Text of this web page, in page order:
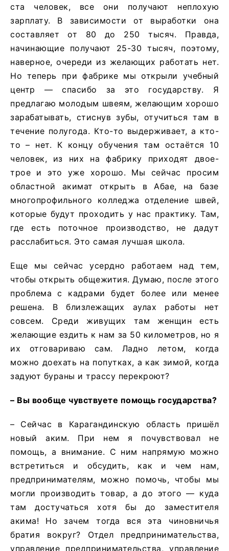
ста человек, все они получают неплохую
зарплату. В зависимости от выработки она
составляет от 80 до 250 тысяч. Правда,
начинающие получают 25-30 тысяч, поэтому,
наверное, очереди из желающих работать нет.
Но теперь при фабрике мы открыли учебный
центр — спасибо за это государству. Я
предлагаю молодым швеям, желающим хорошо
зарабатывать, стиснув зубы, отучиться там в
течение полугода. Кто-то выдерживает, а кто-
то – нет. К концу обучения там остаётся 10
человек, из них на фабрику приходят двое-
трое и это уже хорошо. Мы сейчас просим
областной акимат открыть в Абае, на базе
многопрофильного колледжа отделение швей,
которые будут проходить у нас практику. Там,
где есть поточное производство, не дадут
расслабиться. Это самая лучшая школа.
Еще мы сейчас усердно работаем над тем,
чтобы открыть общежития. Думаю, после этого
проблема с кадрами будет более или менее
решена. В близлежащих аулах работы нет
совсем. Среди живущих там женщин есть
желающие ездить к нам за 50 километров, но я
их отговариваю сам. Ладно летом, когда
можно доехать на попутках, а как зимой, когда
задуют бураны и трассу перекроют?
– Вы вообще чувствуете помощь государства?
– Сейчас в Карагандинскую область пришёл
новый аким. При нем я почувствовал не
помощь, а внимание. С ним напрямую можно
встретиться и обсудить, как и чем нам,
предпринимателям, можно помочь, чтобы мы
могли производить товар, а до этого — куда
там достучаться хотя бы до заместителя
акима! Но зачем тогда вся эта чиновничья
братия вокруг? Отдел предпринимательства,
управление предпринимательства, управление